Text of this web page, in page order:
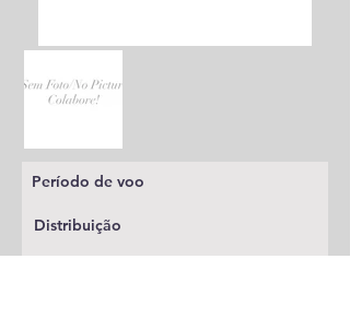
Período de voo
Distribuição